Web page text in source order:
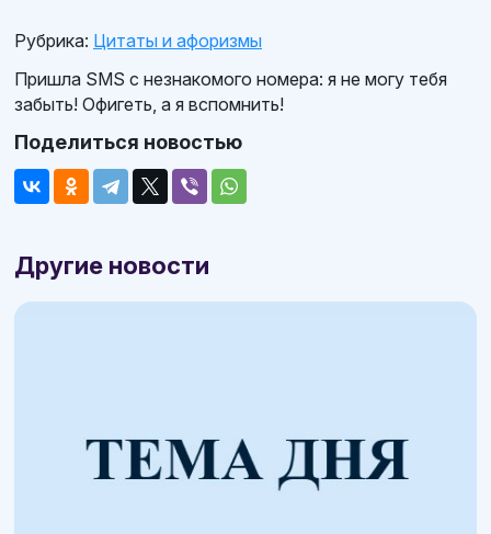
Рубрика: Цитаты и афоризмы
Пришла SMS с незнакомого номера: я не могу тебя
забыть! Офигеть, а я вспомнить!
Поделиться новостью
Другие новости